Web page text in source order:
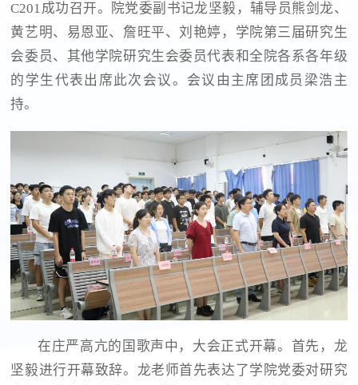
C201成功召开。院党委副书记龙坚毅，辅导员熊剑龙、
黄艺明、易恩亚、詹旺平、刘艳婷，学院第三届研究生
会委员、其他学院研究生会委员代表和全院各系各年级
的学生代表出席此次会议。会议由主席团成员梁浩主
持。
在庄严高亢的国歌声中，大会正式开幕。首先，龙
坚毅进行开幕致辞。龙老师首先表达了学院党委对研究